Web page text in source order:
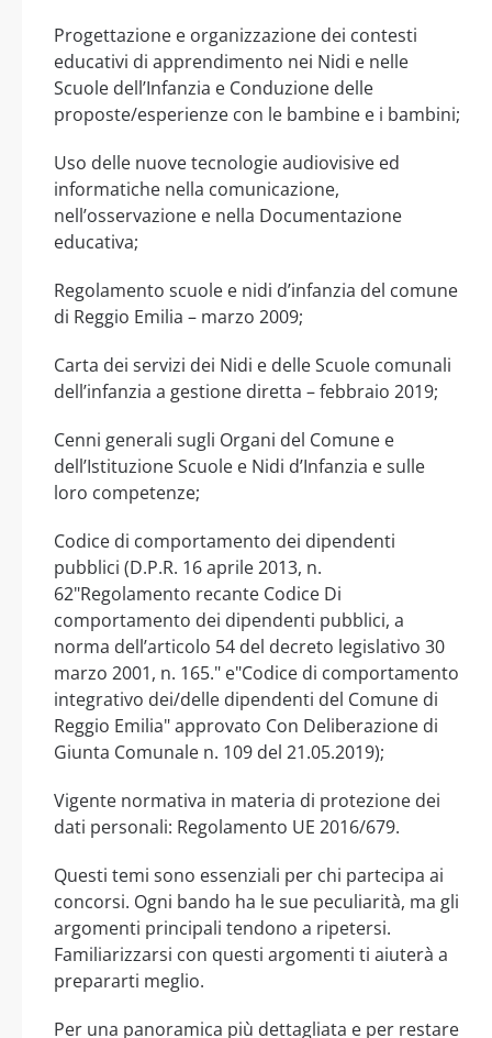
Progettazione e organizzazione dei contesti
educativi di apprendimento nei Nidi e nelle
Scuole dell’Infanzia e Conduzione delle
proposte/esperienze con le bambine e i bambini;
Uso delle nuove tecnologie audiovisive ed
informatiche nella comunicazione,
nell’osservazione e nella Documentazione
educativa;
Regolamento scuole e nidi d’infanzia del comune
di Reggio Emilia – marzo 2009;
Carta dei servizi dei Nidi e delle Scuole comunali
dell’infanzia a gestione diretta – febbraio 2019;
Cenni generali sugli Organi del Comune e
dell’Istituzione Scuole e Nidi d’Infanzia e sulle
loro competenze;
Codice di comportamento dei dipendenti
pubblici (D.P.R. 16 aprile 2013, n.
62"Regolamento recante Codice Di
comportamento dei dipendenti pubblici, a
norma dell’articolo 54 del decreto legislativo 30
marzo 2001, n. 165." e"Codice di comportamento
integrativo dei/delle dipendenti del Comune di
Reggio Emilia" approvato Con Deliberazione di
Giunta Comunale n. 109 del 21.05.2019);
Vigente normativa in materia di protezione dei
dati personali: Regolamento UE 2016/679.
Questi temi sono essenziali per chi partecipa ai
concorsi. Ogni bando ha le sue peculiarità, ma gli
argomenti principali tendono a ripetersi.
Familiarizzarsi con questi argomenti ti aiuterà a
prepararti meglio.
Per una panoramica più dettagliata e per restare